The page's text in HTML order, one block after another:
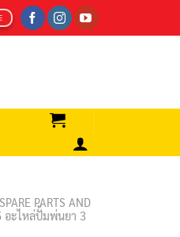
PARTS AND
อะไหล่ปั้มพ่นยา 3